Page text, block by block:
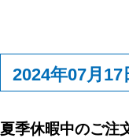
2024年07月17
夏季休暇中のご注